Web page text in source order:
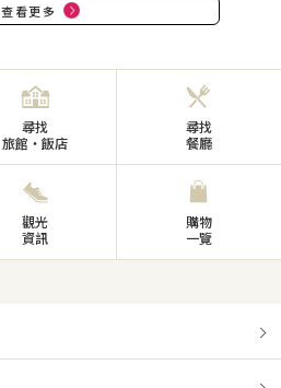
查看更多
尋找
旅館・飯店
尋找
餐廳
觀光
資訊
購物
一覽